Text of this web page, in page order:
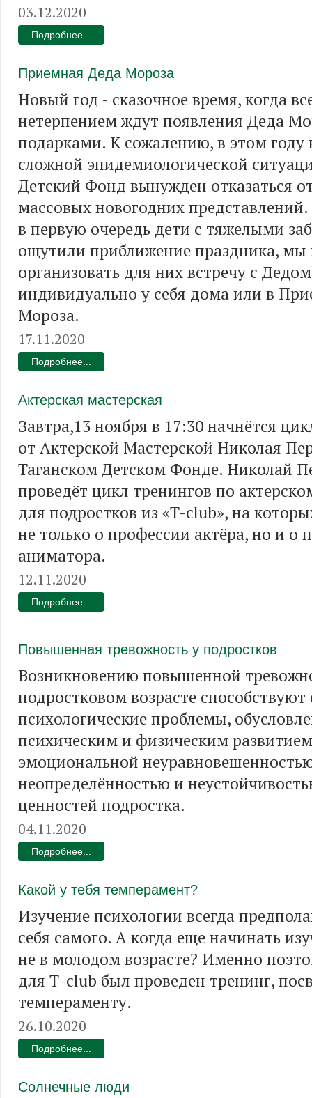
03.12.2020
Подробнее...
Приемная Деда Мороза
Новый год - сказочное время, когда
нетерпением ждут появления Деда
подарками. К сожалению, в этом году
сложной эпидемиологической
Детский Фонд вынужден отказаться
массовых новогодних
в первую очередь дети с тяжелыми
ощутили приближение праздника, мы
организовать для них встречу с
индивидуально у себя дома или в
Мороза.
17.11.2020
Подробнее...
Актерская мастерская
Завтра,13 ноября в 17:30 начнётся
от Актерской Мастерской Николая
Таганском Детском Фонде. Николай
проведёт цикл тренингов по
для подростков из «T-club», на
не только о профессии актёра, но и о
аниматора.
12.11.2020
Подробнее...
Повышенная тревожность у подростков
Возникновению повышенной
подростковом возрасте способствуют
психологические проблемы,
психическим и физическим
эмоциональной
неопределённостью и
ценностей подростка.
04.11.2020
Подробнее...
Какой у тебя темперамент?
Изучение психологии всегда
себя самого. А когда еще начинать
не в молодом возрасте? Именно
для Т-club был проведен тренинг,
темпераменту.
26.10.2020
Подробнее...
Солнечные люди